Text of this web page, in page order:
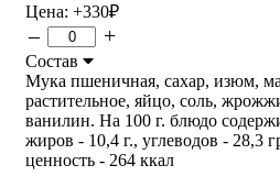
Цена: +330₽
– +
Состав
Мука пшеничная, сахар, изюм,
растительное, яйцо, соль,
ванилин. На 100 г. блюдо
жиров - 10,4 г., углеводов - 28,3
ценность - 264 ккал